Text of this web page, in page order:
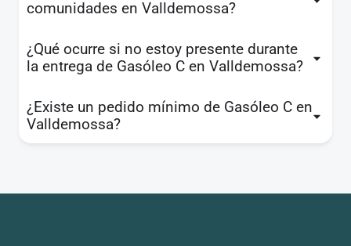
comunidades en Valldemossa?
¿Qué ocurre si no estoy presente durante
la entrega de Gasóleo C en Valldemossa?
¿Existe un pedido mínimo de Gasóleo C en
Valldemossa?